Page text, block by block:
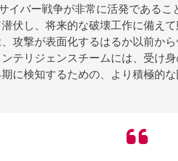
イバー戦争が非常に活発である
伏し、将来的な破壊工作に備え
攻撃が表面化するはるか以前か
テリジェンスチームには、受け
に検知するための、より積極的